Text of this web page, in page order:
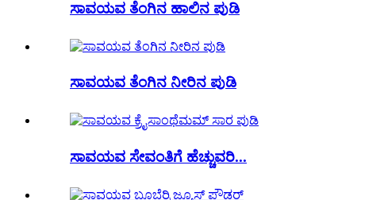
ಸಾವಯವ ತೆಂಗಿನ ಹಾಲಿನ ಪುಡಿ
ಸಾವಯವ ತೆಂಗಿನ ನೀರಿನ ಪುಡಿ
ಸಾವಯವ ಸೇವಂತಿಗೆ ಹೆಚ್ಚುವರಿ...